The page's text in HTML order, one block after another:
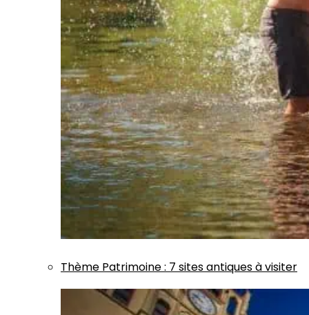
Thème Patrimoine: 7 sites antiques à visiter